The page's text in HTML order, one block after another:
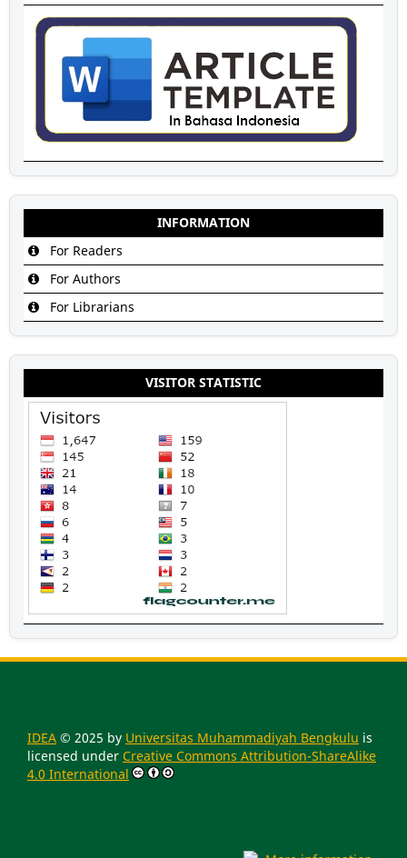
INFORMATION
For Readers
For Authors
For Librarians
VISITOR STATISTIC
IDEA © 2025 by Universitas Muhammadiyah Bengkulu is
licensed under Creative Commons Attribution-ShareAlike
4.0 International